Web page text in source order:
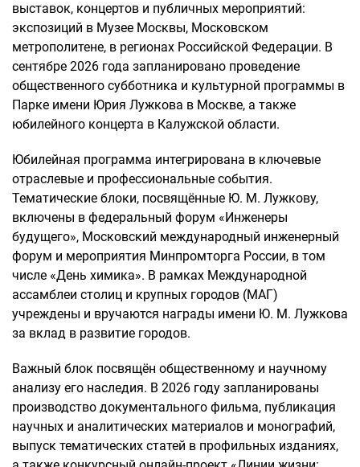
выставок, концертов и публичных мероприятий:
экспозиций в Музее Москвы, Московском
метрополитене, в регионах Российской Федерации. В
сентябре 2026 года запланировано проведение
общественного субботника и культурной программы в
Парке имени Юрия Лужкова в Москве, а также
юбилейного концерта в Калужской области.
Юбилейная программа интегрирована в ключевые
отраслевые и профессиональные события.
Тематические блоки, посвящённые Ю. М. Лужкову,
включены в федеральный форум «Инженеры
будущего», Московский международный инженерный
форум и мероприятия Минпромторга России, в том
числе «День химика». В рамках Международной
ассамблеи столиц и крупных городов (МАГ)
учреждены и вручаются награды имени Ю. М. Лужкова
за вклад в развитие городов.
Важный блок посвящён общественному и научному
анализу его наследия. В 2026 году запланированы
производство документального фильма, публикация
научных и аналитических материалов и монографий,
выпуск тематических статей в профильных изданиях,